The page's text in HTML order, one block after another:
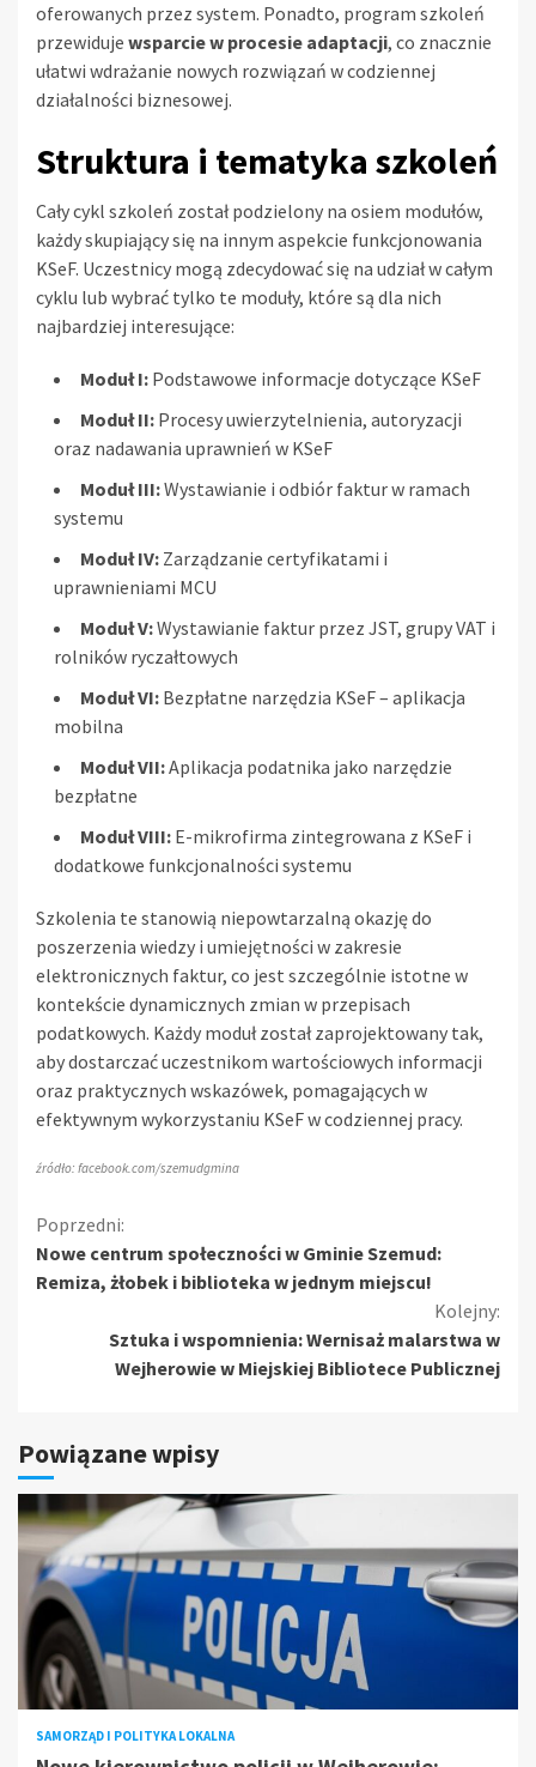
oferowanych przez system. Ponadto, program szkoleń
przewiduje wsparcie w procesie adaptacji, co znacznie
ułatwi wdrażanie nowych rozwiązań w codziennej
działalności biznesowej.
Struktura i tematyka szkoleń
Cały cykl szkoleń został podzielony na osiem modułów,
każdy skupiający się na innym aspekcie funkcjonowania
KSeF. Uczestnicy mogą zdecydować się na udział w całym
cyklu lub wybrać tylko te moduły, które są dla nich
najbardziej interesujące:
Moduł I: Podstawowe informacje dotyczące KSeF
Moduł II: Procesy uwierzytelnienia, autoryzacji
oraz nadawania uprawnień w KSeF
Moduł III:Wystawianie i odbiór faktur w ramach
systemu
Moduł IV: Zarządzanie certyfikatami i
uprawnieniami MCU
Moduł V:Wystawianie faktur przez JST, grupy VAT i
rolników ryczałtowych
Moduł VI: Bezpłatne narzędzia KSeF – aplikacja
mobilna
Moduł VII:Aplikacja podatnika jako narzędzie
bezpłatne
Moduł VIII: E-mikrofirma zintegrowana z KSeF i
dodatkowe funkcjonalności systemu
Szkolenia te stanowią niepowtarzalną okazję do
poszerzenia wiedzy i umiejętności w zakresie
elektronicznych faktur, co jest szczególnie istotne w
kontekście dynamicznych zmian w przepisach
podatkowych. Każdy moduł został zaprojektowany tak,
aby dostarczać uczestnikom wartościowych informacji
oraz praktycznych wskazówek, pomagających w
efektywnym wykorzystaniu KSeF w codziennej pracy.
źródło: facebook.com/szemudgmina
Kontynuuj
czytanie
Poprzedni:
Nowe centrum społeczności w Gminie Szemud:
Remiza, żłobek i biblioteka w jednym miejscu!
Kolejny:
Sztuka i wspomnienia: Wernisaż malarstwa w
Wejherowie w Miejskiej Bibliotece Publicznej
Powiązane wpisy
SAMORZĄD I POLITYKA LOKALNA